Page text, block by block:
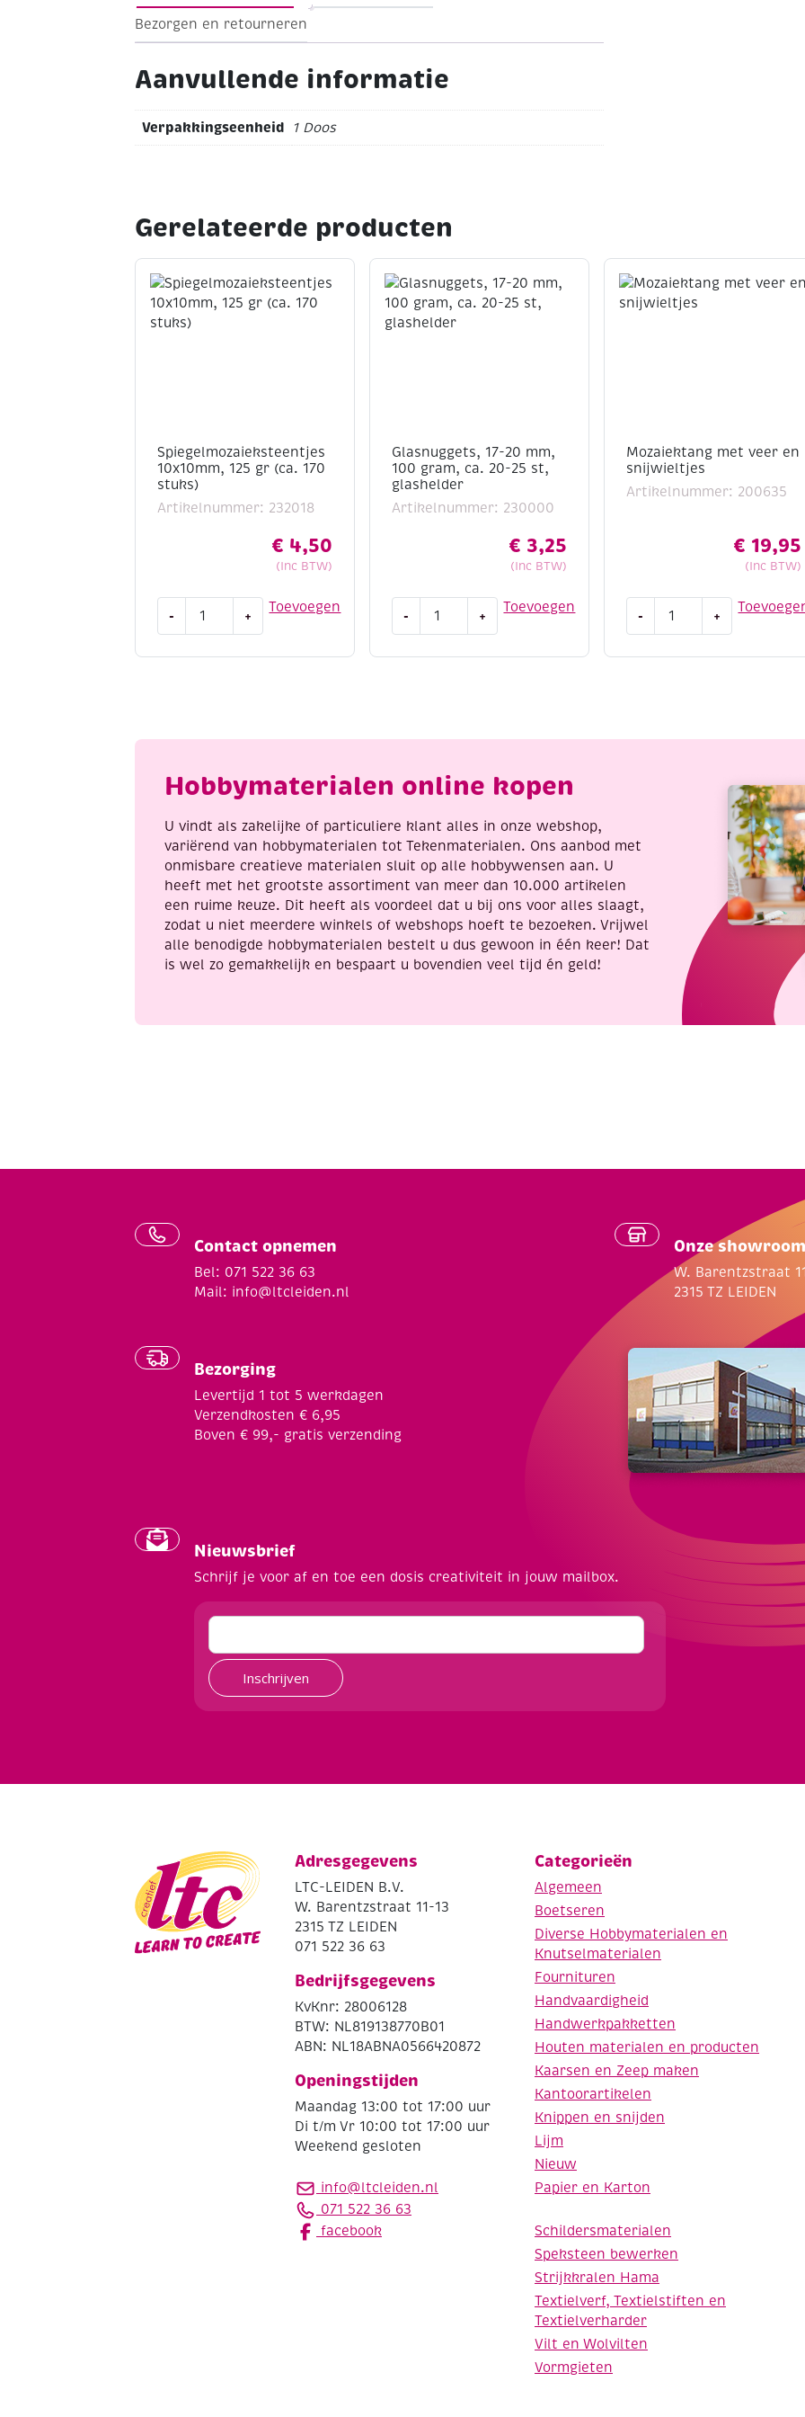
Bezorgen en retourneren
Aanvullende informatie
Verpakkingseenheid 1 Doos
Gerelateerde producten
Spiegelmozaieksteentjes
10x10mm, 125 gr (ca. 170
stuks)
Artikelnummer: 232018
€ 4,50
(Inc BTW)
Toevoegen
-
Spiegelmozaieksteentjes
10x10mm,
aantal
+
Glasnuggets, 17-20 mm,
100 gram, ca. 20-25 st,
glashelder
Artikelnummer: 230000
€ 3,25
(Inc BTW)
Toevoegen
-
20-
st,
aantal
+
Mozaiektang met veer en
snijwieltjes
Artikelnummer: 200635
€ 19,95
(Inc BTW)
- +
Hobbymaterialen online kopen
U vindt als zakelijke of particuliere klant alles in onze webshop,
variërend van hobbymaterialen tot Tekenmaterialen. Ons aanbod met
onmisbare creatieve materialen sluit op alle hobbywensen aan. U
heeft met het grootste assortiment van meer dan 10.000 artikelen
een ruime keuze. Dit heeft als voordeel dat u bij ons voor alles slaagt,
zodat u niet meerdere winkels of webshops hoeft te bezoeken. Vrijwel
alle benodigde hobbymaterialen bestelt u dus gewoon in één keer! Dat
is wel zo gemakkelijk en bespaart u bovendien veel tijd én geld!
Contact opnemen
Bel: 071 522 36 63
Mail: info@ltcleiden.nl
Bezorging
Levertijd 1 tot 5 werkdagen
Verzendkosten € 6,95
Boven € 99,- gratis verzending
Onze showroom
W. Barentzstraat
2315 TZ LEIDEN
Nieuwsbrief
Schrijf je voor af en toe een dosis creativiteit in jouw mailbox.
Inschrijven
Adresgegevens
LTC-LEIDEN B.V.
W. Barentzstraat 11-13
2315 TZ LEIDEN
071 522 36 63
Bedrijfsgegevens
KvKnr: 28006128
BTW: NL819138770B01
ABN: NL18ABNA0566420872
Openingstijden
Maandag 13:00 tot 17:00 uur
Di t/m Vr 10:00 tot 17:00 uur
Weekend gesloten
info@ltcleiden.nl
071 522 36 63
facebook
Categorieën
Algemeen
Boetseren
Diverse Hobbymaterialen en
Knutselmaterialen
Fournituren
Handvaardigheid
Handwerkpakketten
Houten materialen en producten
Kaarsen en Zeep maken
Kantoorartikelen
Knippen en snijden
Lijm
Nieuw
Papier en Karton
Schildersmaterialen
Speksteen bewerken
Strijkkralen Hama
Textielverf, Textielstiften en
Textielverharder
Vilt en Wolvilten
Vormgieten